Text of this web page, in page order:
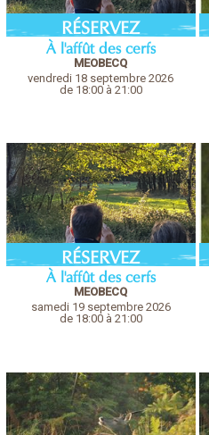
RÉSERVEZ
À l'affût des cerfs
MEOBECQ
vendredi 18 septembre 2026
de 18:00 à 21:00
RÉSERVEZ
À l'affût des cerfs
MEOBECQ
samedi 19 septembre 2026
de 18:00 à 21:00